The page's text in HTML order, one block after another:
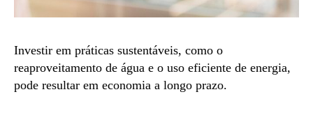
Investir em práticas sustentáveis, como o
reaproveitamento de água e o uso eficiente de energia,
pode resultar em economia a longo prazo.